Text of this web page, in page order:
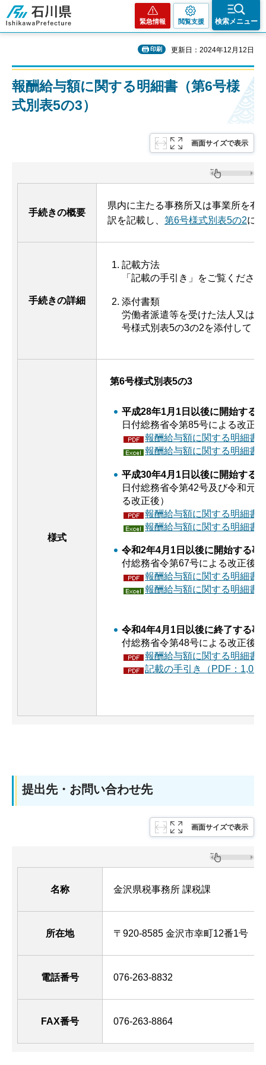
石川県
緊急情報 閲覧支援 検索メニュー
印刷 更新日：2024年12月12日
報酬給与額に関する明細書（第6号様
式別表5の3）
画面サイズで表示
手続きの概要
県内に主たる事務所又は事業所を有
訳を記載し、 第6号様式別表5の2に
手続きの詳細
記載方法
「記載の手引き」をご覧くださ
添付書類
労働者派遣等を受けた法人又は
号様式別表5の3の2を添付してく
様式
第6号様式別表5の3
平成28年1月1日以後に開始する
日付総務省令第85号による改正
報酬給与額に関する明細書
報酬給与額に関する明細書
平成30年4月1日以後に開始する
日付総務省令第42号及び令和元
る改正後）
報酬給与額に関する明細書
報酬給与額に関する明細書
令和2年4月1日以後に開始する事
付総務省令第67号による改正後）
報酬給与額に関する明細書
報酬給与額に関する明細書
令和4年4月1日以後に終了する事
付総務省令第48号による改正後）
報酬給与額に関する明細書
記載の手引き（PDF：
提出先・お問い合わせ先
画面サイズで表示
名称 金沢県税事務所 課税課
所在地 〒920-8585 金沢市幸町12番1号 （
電話番号 076-263-8832
FAX番号 076-263-8864